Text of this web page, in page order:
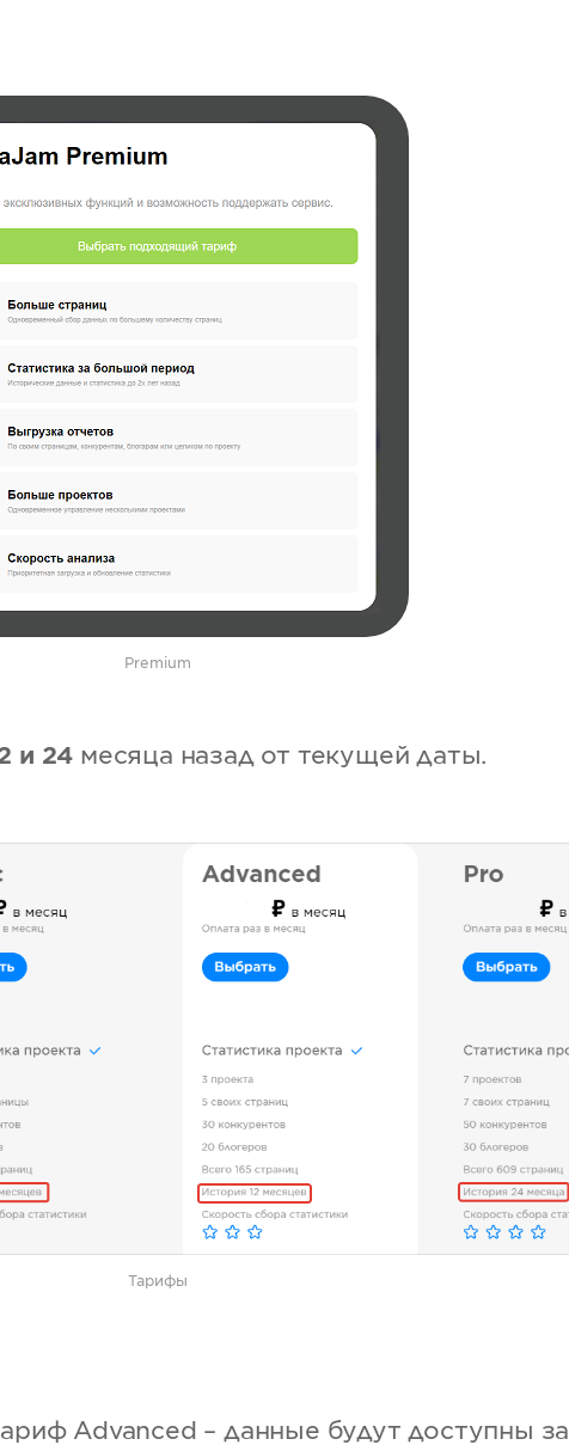
Premium
и 24 месяца назад от текущей даты.
Тарифы
Advanced – данные будут доступны за